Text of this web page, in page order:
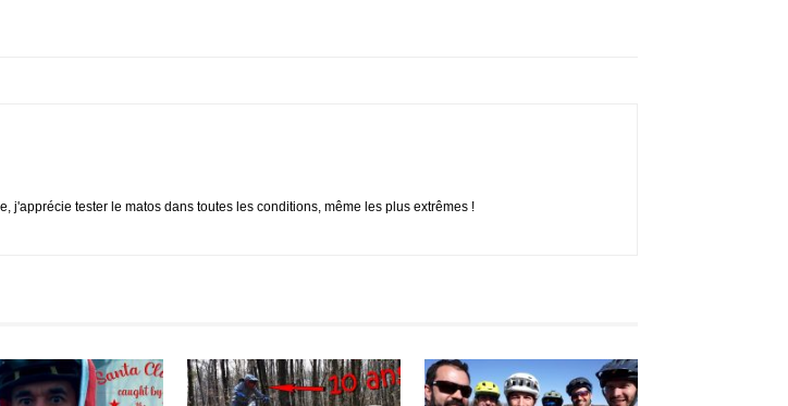
j'apprécie tester le matos dans toutes les conditions, même les plus extrêmes !